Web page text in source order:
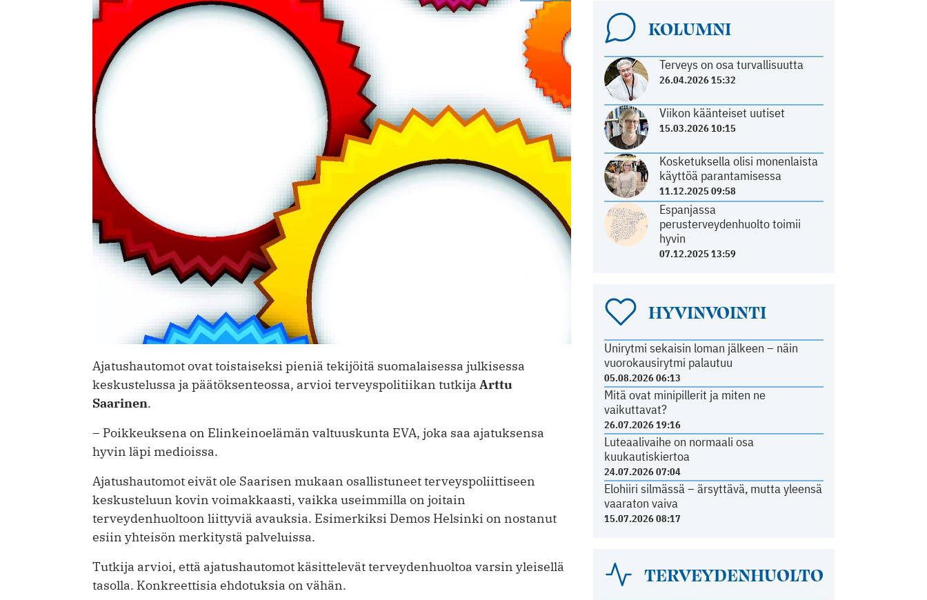
KOLUMNI
Terveys on osa turvallisuutta
26.04.2026 15:32
Viikon käänteiset uutiset
15.03.2026 10:15
Kosketuksella olisi monenlaista
käyttöä parantamisessa
11.12.2025 09:58
Espanjassa
perusterveydenhuolto toimii
hyvin
07.12.2025 13:59
HYVINVOINTI
Unirytmi sekaisin loman jälkeen – näin
vuorokausirytmi palautuu
05.08.2026 06:13
Mitä ovat minipillerit ja miten ne
vaikuttavat?
26.07.2026 19:16
Luteaalivaihe on normaali osa
kuukautiskiertoa
24.07.2026 07:04
Elohiiri silmässä – ärsyttävä, mutta yleensä
vaaraton vaiva
15.07.2026 08:17
TERVEYDENHUOLTO
Ajatushautomot ovat toistaiseksi pieniä tekijöitä suomalaisessa julkisessa
keskustelussa ja päätöksenteossa, arvioi terveyspolitiikan tutkija Arttu
Saarinen.
– Poikkeuksena on Elinkeinoelämän valtuuskunta EVA, joka saa ajatuksensa
hyvin läpi medioissa.
Ajatushautomot eivät ole Saarisen mukaan osallistuneet terveyspoliittiseen
keskusteluun kovin voimakkaasti, vaikka useimmilla on joitain
terveydenhuoltoon liittyviä avauksia. Esimerkiksi ­Demos Helsinki on nostanut
esiin ­yhteisön merkitystä palveluissa.
Tutkija arvioi, että ajatushautomot ­käsittelevät terveydenhuoltoa varsin yleisellä
tasolla. Konkreettisia ehdotuksia on vähän.